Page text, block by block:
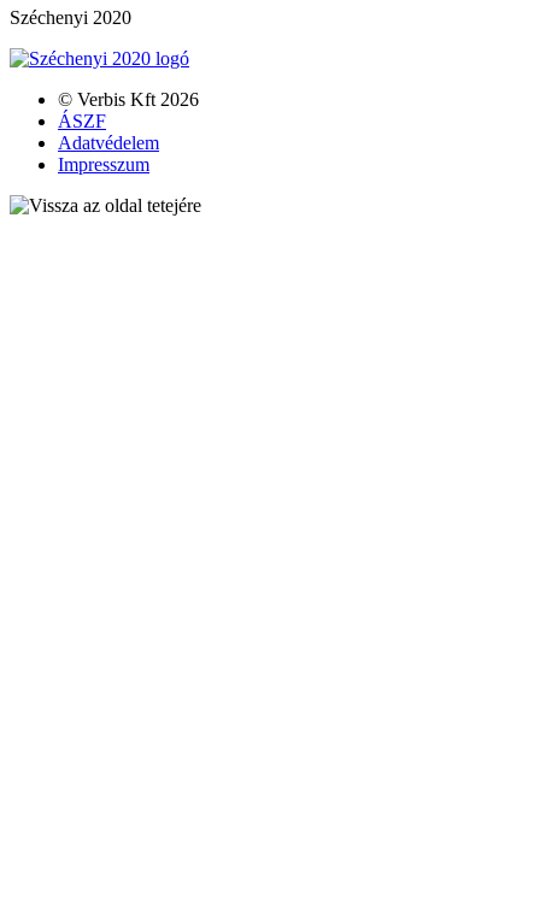
Széchenyi 2020
© Verbis Kft 2026
ÁSZF
Adatvédelem
Impresszum